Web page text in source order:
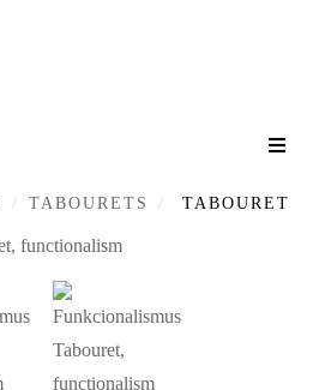
TABOURETS TABOURET